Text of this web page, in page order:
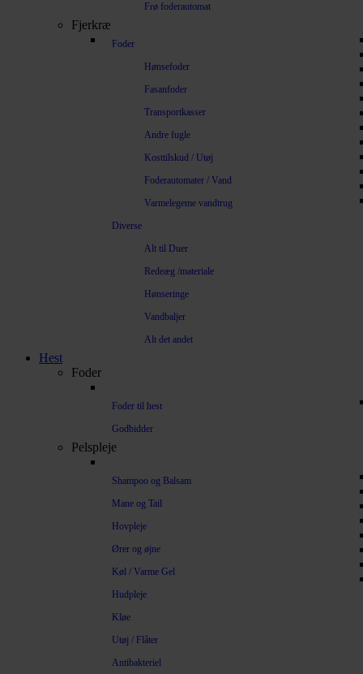
Frø foderautomat
Fjerkræ
Foder
Hønsefoder
Fasanfoder
Transportkasser
Andre fugle
Kosttilskud / Utøj
Foderautomater / Vand
Varmelegeme vandtrug
Diverse
Alt til Duer
Redeæg /materiale
Hønseringe
Vandbaljer
Alt det andet
Hest
Foder
Foder til hest
Godbidder
Pelspleje
Shampoo og Balsam
Mane og Tail
Hovpleje
Ører og øjne
Køl / Varme Gel
Hudpleje
Kløe
Utøj / Flåter
Antibakteriel